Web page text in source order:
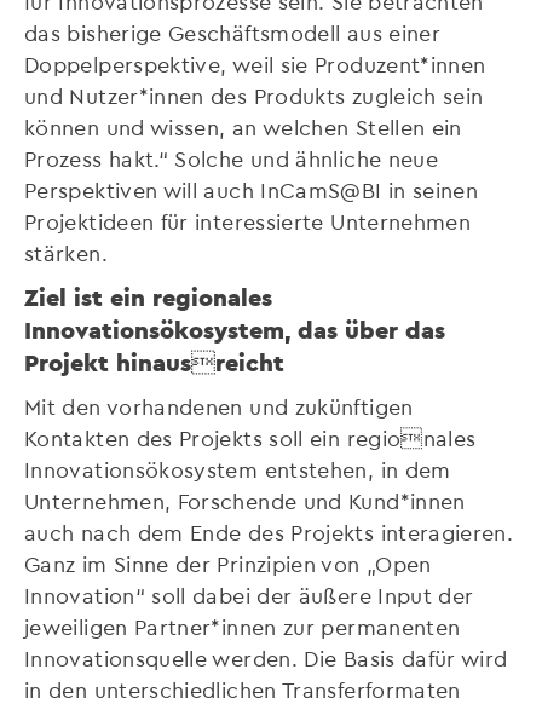
das bisherige Geschäftsmodell aus einer
Doppelperspektive, weil sie Produzent*innen
und Nutzer*innen des Produkts zugleich sein
können und wissen, an welchen Stellen ein
Prozess hakt.“ Solche und ähnliche neue
Perspektiven will auch InCamS@BI in seinen
Projektideen für interessierte Unternehmen
stärken.
Ziel ist ein regionales
Innovationsökosystem, das über das
Projekt hinausreicht
Mit den vorhandenen und zukünftigen
Kontakten des Projekts soll ein regionales
Innovationsökosystem entstehen, in dem
Unternehmen, Forschende und Kund*innen
auch nach dem Ende des Projekts interagieren.
Ganz im Sinne der Prinzipien von „Open
Innovation“ soll dabei der äußere Input der
jeweiligen Partner*innen zur permanenten
Innovationsquelle werden. Die Basis dafür wird
in den unterschiedlichen Transferformaten